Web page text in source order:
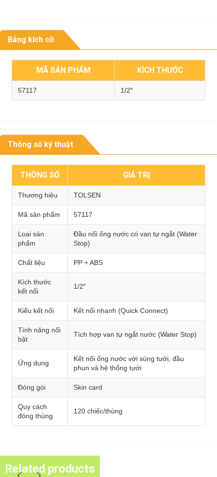
Bảng kích cỡ
MÃ SẢN PHẨM KÍCH THƯỚC
57117 1/2″
Thông số kỹ thuật
THÔNG SỐ GIÁ TRỊ
Thương hiệu TOLSEN
Mã sản phẩm 57117
Loại sản
phẩm
Đầu nối ống nước có van tự ngắt (Water
Stop)
Chất liệu PP + ABS
Kích thước
kết nối
1/2″
Kiểu kết nối Kết nối nhanh (Quick Connect)
Tính năng nổi
bật
Tích hợp van tự ngắt nước (Water Stop)
Ứng dụng
Kết nối ống nước với súng tưới, đầu
phun và hệ thống tưới
Đóng gói Skin card
Quy cách
đóng thùng
120 chiếc/thùng
Related products